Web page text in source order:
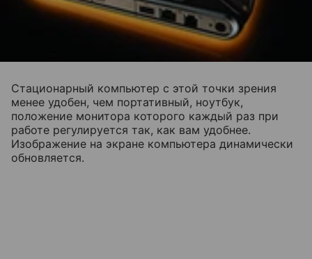
Стационарный компьютер с этой точки зрения
менее удобен, чем портативный, ноутбук,
положение монитора которого каждый раз при
работе регулируется так, как вам удобнее.
Изображение на экране компьютера динамически
обновляется.